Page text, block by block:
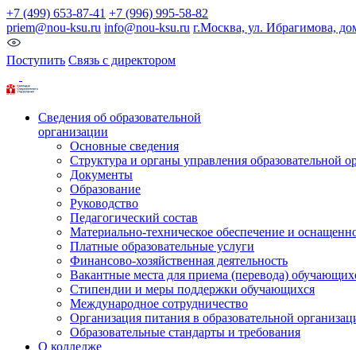
+7 (499) 653-87-41 +7 (996) 995-58-82
priem@nou-ksu.ru info@nou-ksu.ru г.Москва, ул. Ибрагимова,
Поступить Связь с директором
Сведения об образовательной
организации
Основные сведения
Структура и органы управления образовательной
Документы
Образование
Руководство
Педагогический состав
Материально-техническое обеспечение и
Платные образовательные услуги
Финансово-хозяйственная деятельность
Вакантные места для приема (перевода)
Стипендии и меры поддержки обучающихся
Международное сотрудничество
Организация питания в образовательной
Образовательные стандарты и требования
О колледже